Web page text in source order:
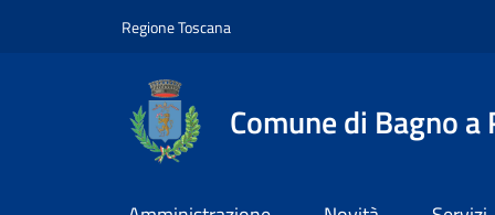
Regione ToscanaSlim top
Comune di Bagno a